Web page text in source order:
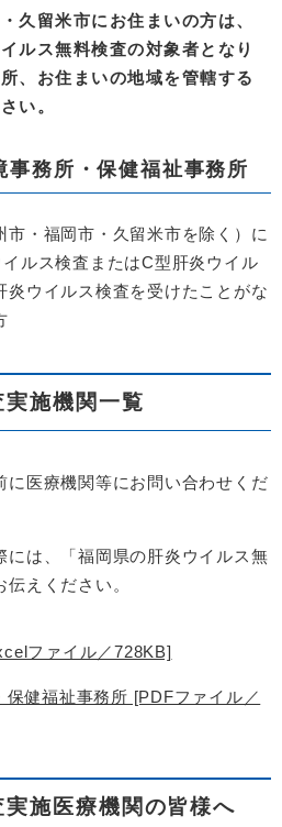
久留米市にお住まいの方は、
ルス無料検査の対象者となり
、お住まいの地域を管轄する
い。
事務所・保健福祉事務所
・福岡市・久留米市を除く）に
ルス検査またはC型肝炎ウイル
炎ウイルス検査を受けたことがな
施機関一覧
に医療機関等にお問い合わせくだ
には、「福岡県の肝炎ウイルス無
えください。
ファイル／728KB]
健福祉事務所 [PDFファイル／
施医療機関の皆様へ